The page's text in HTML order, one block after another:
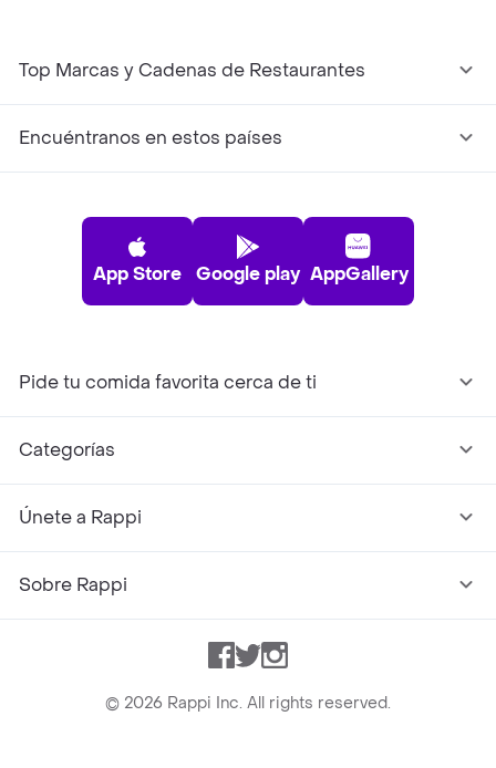
Top Marcas y Cadenas de Restaurantes
Encuéntranos en estos países
App Store Google play AppGallery
Pide tu comida favorita cerca de ti
Categorías
Únete a Rappi
Sobre Rappi
Facebook
TwitterInstagram
© 2026 Rappi Inc. All rights reserved.